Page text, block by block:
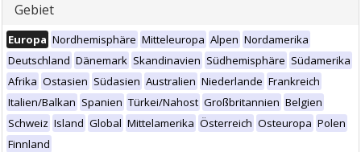
Gebiet
Europa Nordhemisphäre Mitteleuropa Alpen Nordamerika
Deutschland Dänemark Skandinavien Südhemisphäre Südamerika
Afrika Ostasien Südasien Australien Niederlande Frankreich
Italien/Balkan Spanien Türkei/Nahost Großbritannien Belgien
Schweiz Island Global Mittelamerika Österreich Osteuropa Polen
Finnland